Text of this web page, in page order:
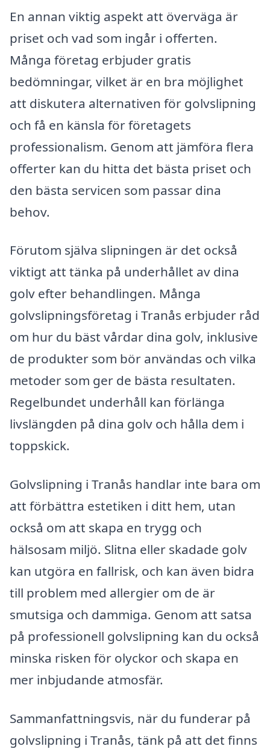
En annan viktig aspekt att överväga är
priset och vad som ingår i offerten.
Många företag erbjuder gratis
bedömningar, vilket är en bra möjlighet
att diskutera alternativen för golvslipning
och få en känsla för företagets
professionalism. Genom att jämföra flera
offerter kan du hitta det bästa priset och
den bästa servicen som passar dina
behov.
Förutom själva slipningen är det också
viktigt att tänka på underhållet av dina
golv efter behandlingen. Många
golvslipningsföretag i Tranås erbjuder råd
om hur du bäst vårdar dina golv, inklusive
de produkter som bör användas och vilka
metoder som ger de bästa resultaten.
Regelbundet underhåll kan förlänga
livslängden på dina golv och hålla dem i
toppskick.
Golvslipning i Tranås handlar inte bara om
att förbättra estetiken i ditt hem, utan
också om att skapa en trygg och
hälsosam miljö. Slitna eller skadade golv
kan utgöra en fallrisk, och kan även bidra
till problem med allergier om de är
smutsiga och dammiga. Genom att satsa
på professionell golvslipning kan du också
minska risken för olyckor och skapa en
mer inbjudande atmosfär.
Sammanfattningsvis, när du funderar på
golvslipning i Tranås, tänk på att det finns